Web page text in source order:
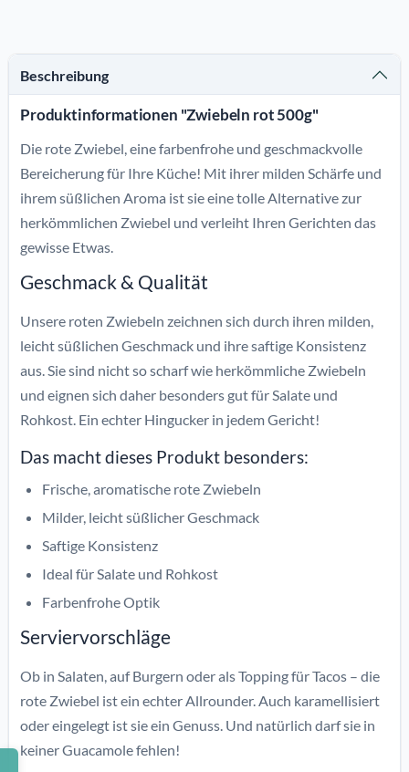
Beschreibung
Produktinformationen "Zwiebeln rot 500g"
Die rote Zwiebel, eine farbenfrohe und geschmackvolle
Bereicherung für Ihre Küche! Mit ihrer milden Schärfe und
ihrem süßlichen Aroma ist sie eine tolle Alternative zur
herkömmlichen Zwiebel und verleiht Ihren Gerichten das
gewisse Etwas.
Geschmack & Qualität
Unsere roten Zwiebeln zeichnen sich durch ihren milden,
leicht süßlichen Geschmack und ihre saftige Konsistenz
aus. Sie sind nicht so scharf wie herkömmliche Zwiebeln
und eignen sich daher besonders gut für Salate und
Rohkost. Ein echter Hingucker in jedem Gericht!
Das macht dieses Produkt besonders:
Frische, aromatische rote Zwiebeln
Milder, leicht süßlicher Geschmack
Saftige Konsistenz
Ideal für Salate und Rohkost
Farbenfrohe Optik
Serviervorschläge
Ob in Salaten, auf Burgern oder als Topping für Tacos – die
rote Zwiebel ist ein echter Allrounder. Auch karamellisiert
oder eingelegt ist sie ein Genuss. Und natürlich darf sie in
keiner Guacamole fehlen!